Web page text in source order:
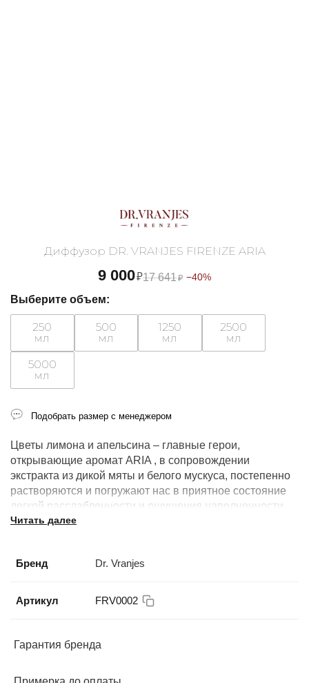
Диффузор DR. VRANJES FIRENZE ARIA
9 000₽17 641₽ −40%
Цветы лимона и апельсина – главные герои,
открывающие аромат ARIA , в сопровождении
экстракта из дикой мяты и белого мускуса, постепенно
растворяются и погружают нас в приятное состояние
легкой расслабленности и ощущения наполненности
летней прохладой.
современной гостиной, холла, офиса.
При покупке вы получаете новые палочки для
использования в зависимости от размера вашего
Производство: Италия.
Читать далее
Бренд Dr. Vranjes
Артикул FRV0002
Гарантия бренда
Выберите объем:
250
мл
500
мл
1250
мл
2500
мл
5000
мл
Подобрать размер с менеджером